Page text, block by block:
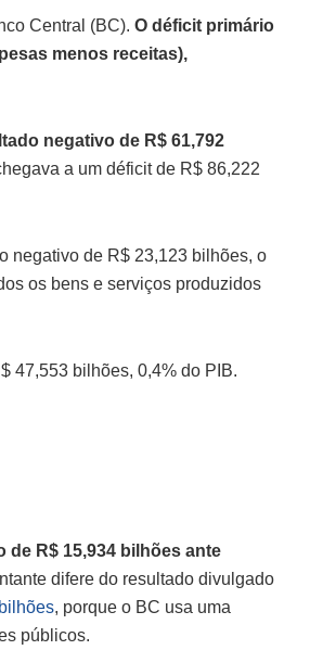
Central (BC). O déficit primário
menos receitas),
negativo de R$ 61,792
a um déficit de R$ 86,222
negativo de R$ 23,123 bilhões, o
os bens e serviços produzidos
47,553 bilhões, 0,4% do PIB.
de R$ 15,934 bilhões ante
difere do resultado divulgado
, porque o BC usa uma
públicos.